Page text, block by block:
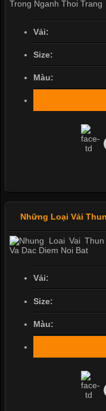
Vải:
Size:
Màu:
Những Loại Vải
Vải:
Size:
Màu: